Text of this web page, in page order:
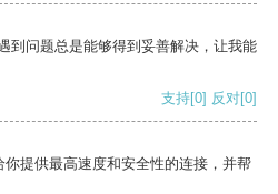
到问题总是能够得到妥善解决，让我能
支持[0] 反对[0]
提供最高速度和安全性的连接，并帮